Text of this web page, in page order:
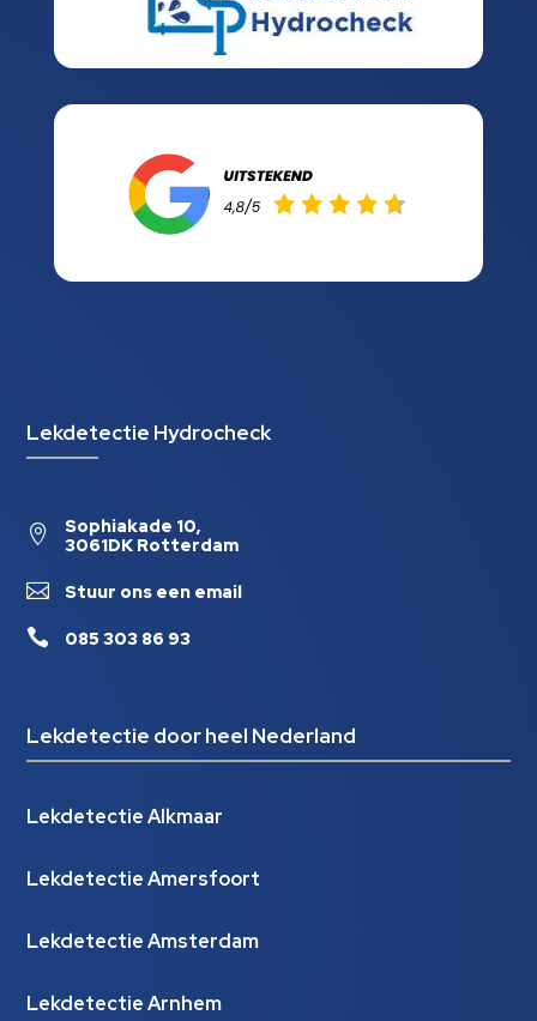
Lekdetectie Hydrocheck

Sophiakade 10,
3061DK Rotterdam
 Stuur ons een email
 085 303 86 93
Lekdetectie door heel Nederland
Lekdetectie Alkmaar
Lekdetectie Amersfoort
Lekdetectie Amsterdam
Lekdetectie Arnhem